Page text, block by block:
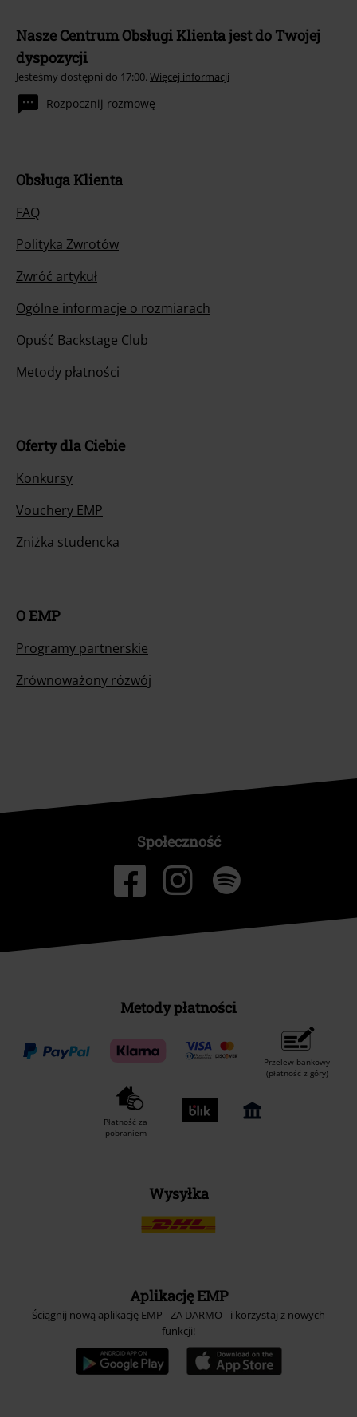
Nasze Centrum Obsługi Klienta jest do Twojej
dyspozycji
Jesteśmy dostępni do 17:00. Więcej informacji
Rozpocznij rozmowę
Obsługa Klienta
FAQ
Polityka Zwrotów
Zwróć artykuł
Ogólne informacje o rozmiarach
Opuść Backstage Club
Metody płatności
Oferty dla Ciebie
Konkursy
Vouchery EMP
Zniżka studencka
O EMP
Programy partnerskie
Zrównoważony rózwój
Społeczność
Metody płatności
Przelew bankowy
(płatność z góry)
Płatność za
pobraniem
Wysyłka
Aplikację EMP
Ściągnij nową aplikację EMP - ZA DARMO - i korzystaj z nowych
funkcji!